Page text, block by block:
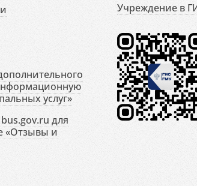
услуг»
для
«Отзывы и
Учреждение в